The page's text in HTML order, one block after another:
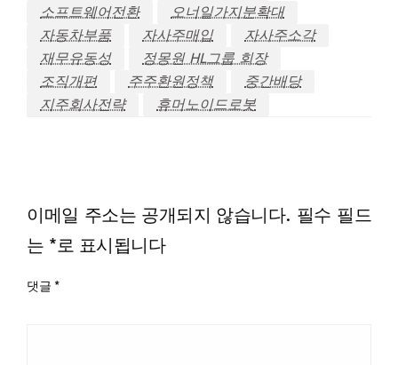
소프트웨어전환
오너일가지분확대
자동차부품
자사주매입
자사주소각
재무유동성
정몽원 HL그룹 회장
조직개편
주주환원정책
중간배당
지주회사전략
휴머노이드로봇
이메일 주소는 공개되지 않습니다. 필수 필드
는 *로 표시됩니다
댓글 *